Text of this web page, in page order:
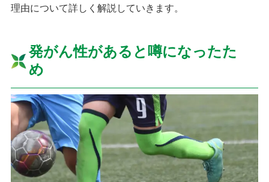
理由について詳しく解説していきます。
発がん性があると噂になったた
め